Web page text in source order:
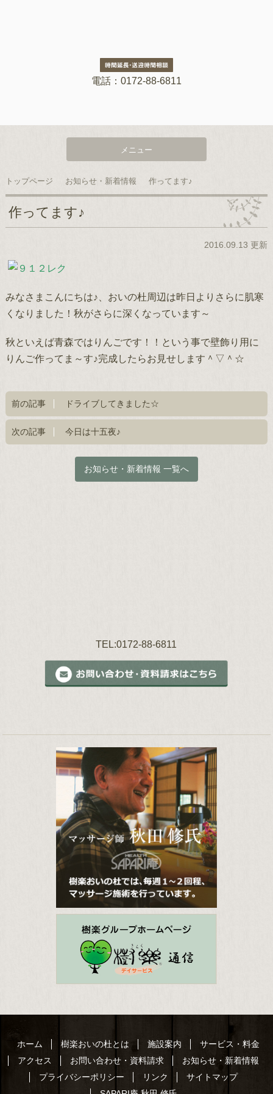
電話：0172-88-6811
メニュー
トップページ お知らせ・新着情報 作ってます♪
作ってます♪
2016.09.13 更新
みなさまこんにちは♪、おいの杜周辺は昨日よりさらに肌寒
くなりました！秋がさらに深くなっています～
秋といえば青森ではりんごです！！という事で壁飾り用に
りんご作ってま～す♪完成したらお見せします＾▽＾☆
前の記事 ドライブしてきました☆
次の記事 今日は十五夜♪
お知らせ・新着情報 一覧へ
TEL:0172-88-6811
ホーム 樹楽おいの杜とは 施設案内
サービス・料金
アクセス
お問い合わせ・資料請求
お知らせ・新着情報
プライバシーポリシー
リンク
サイトマップ